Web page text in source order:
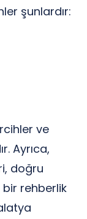
şunlardır:
ve
Ayrıca,
doğru
rehberlik